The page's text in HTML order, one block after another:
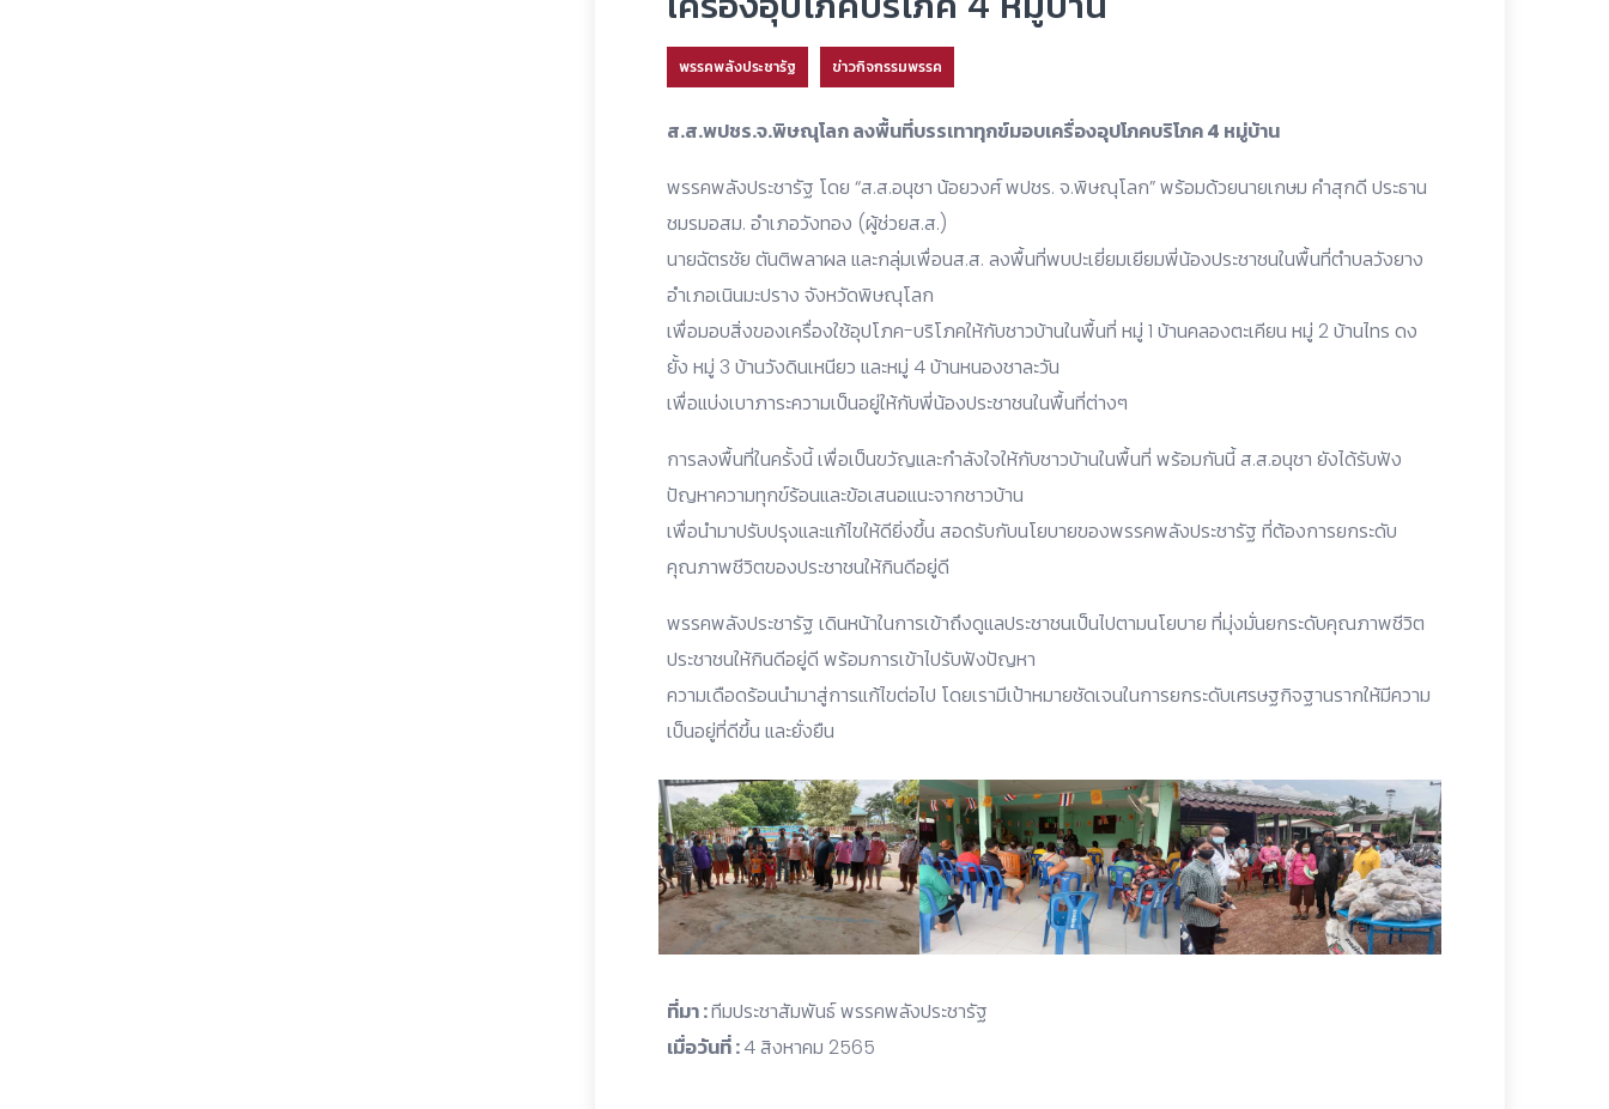
พรรคพลังประชารัฐ ข่าวกิจกรรมพรรค
ส.ส.พปชร.จ.พิษณุโลก ลงพื้นที่บรรเทาทุกข์มอบเครื่องอุปโภคบริโภค 4 หมู่บ้าน
พรรคพลังประชารัฐ โดย “ส.ส.อนุชา น้อยวงศ์ พปชร. จ.พิษณุโลก” พร้อมด้วยนายเกษม คำสุกดี ประธาน
ชมรมอสม. อำเภอวังทอง (ผู้ช่วยส.ส.)
นายฉัตรชัย ตันติพลาผล และกลุ่มเพื่อนส.ส. ลงพื้นที่พบปะเยี่ยมเยียมพี่น้องประชาชนในพื้นที่ตำบลวังยาง
อำเภอเนินมะปราง จังหวัดพิษณุโลก
เพื่อมอบสิ่งของเครื่องใช้อุปโภค-บริโภคให้กับชาวบ้านในพื้นที่ หมู่ 1 บ้านคลองตะเคียน หมู่ 2 บ้านไทร ดง
ยั้ง หมู่ 3 บ้านวังดินเหนียว และหมู่ 4 บ้านหนองชาละวัน
เพื่อแบ่งเบาภาระความเป็นอยู่ให้กับพี่น้องประชาชนในพื้นที่ต่างๆ
การลงพื้นที่ในครั้งนี้ เพื่อเป็นขวัญและกำลังใจให้กับชาวบ้านในพื้นที่ พร้อมกันนี้ ส.ส.อนุชา ยังได้รับฟัง
ปัญหาความทุกข์ร้อนและข้อเสนอแนะจากชาวบ้าน
เพื่อนำมาปรับปรุงและแก้ไขให้ดียิ่งขึ้น สอดรับกับนโยบายของพรรคพลังประชารัฐ ที่ต้องการยกระดับ
คุณภาพชีวิตของประชาชนให้กินดีอยู่ดี
พรรคพลังประชารัฐ เดินหน้าในการเข้าถึงดูแลประชาชนเป็นไปตามนโยบาย ที่มุ่งมั่นยกระดับคุณภาพชีวิต
ประชาชนให้กินดีอยู่ดี พร้อมการเข้าไปรับฟังปัญหา
ความเดือดร้อนนำมาสู่การแก้ไขต่อไป โดยเรามีเป้าหมายชัดเจนในการยกระดับเศรษฐกิจฐานรากให้มีความ
เป็นอยู่ที่ดีขึ้น และยั่งยืน
ที่มา :ทีมประชาสัมพันธ์ พรรคพลังประชารัฐ
เมื่อวันที่ :4 สิงหาคม 2565